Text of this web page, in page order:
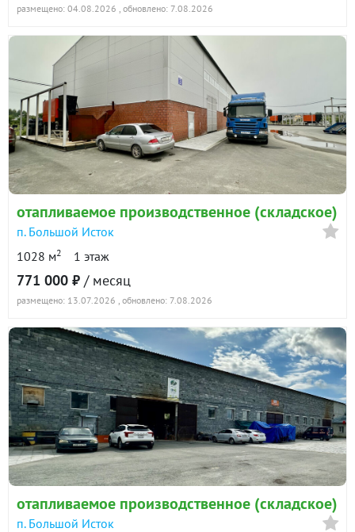
размещено: 04.08.2026 , обновлено: 7.08.2026
отапливаемое производственное (складское)
п. Большой Исток
1028 м2 1 этаж
771 000 ₽ / месяц
размещено: 13.07.2026 , обновлено: 7.08.2026
отапливаемое производственное (складское)
п. Большой Исток